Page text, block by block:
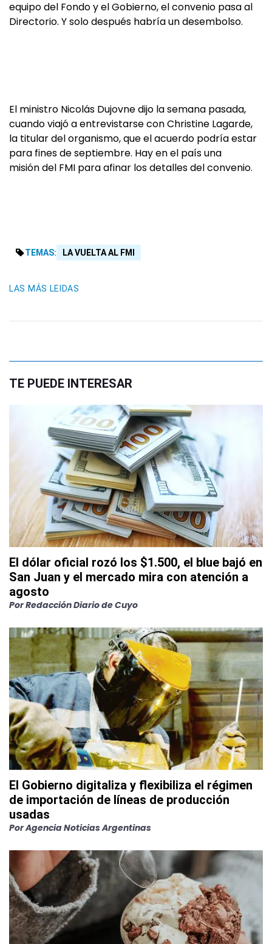
equipo del Fondo y el Gobierno, el convenio pasa al
Directorio. Y solo después habría un desembolso.
El ministro Nicolás Dujovne dijo la semana pasada,
cuando viajó a entrevistarse con Christine Lagarde,
la titular del organismo, que el acuerdo podría estar
para fines de septiembre. Hay en el país una
misión del FMI para afinar los detalles del convenio.
TEMAS: LA VUELTA AL FMI
LAS MÁS LEIDAS
TE PUEDE INTERESAR
El dólar oficial rozó los $1.500, el blue bajó en
San Juan y el mercado mira con atención a
agosto
PorRedacción Diario de Cuyo
El Gobierno digitaliza y flexibiliza el régimen
de importación de líneas de producción
usadas
PorAgencia Noticias Argentinas